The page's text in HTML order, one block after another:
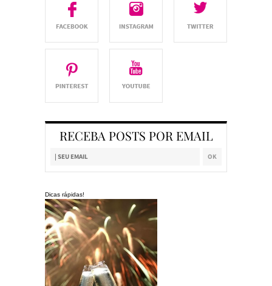
RECEBA POSTS POR EMAIL
Dicas rápidas!